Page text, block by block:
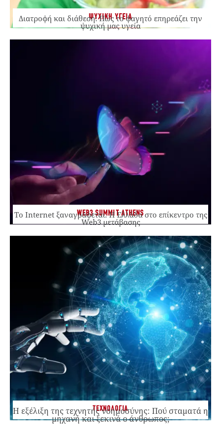
ΨΥΧΙΚΗ ΥΓΕΙΑ
Διατροφή και διάθεση: Πώς το φαγητό επηρεάζει την
ψυχική μας υγεία
WEB3 SUMMIT ATHENS
Το Internet ξαναγράφεται. Η Ελλάδα στο επίκεντρο της
Web3 μετάβασης
ΤΕΧΝΟΛΟΓΙΑ
Η εξέλιξη της τεχνητής νοημοσύνης: Πού σταματά η
μηχανή και ξεκινά ο άνθρωπος;